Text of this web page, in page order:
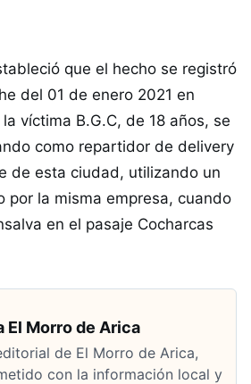
que el hecho se registró
del 01 de enero 2021 en
víctima B.G.C, de 18 años, se
como repartidor de delivery
de esta ciudad, utilizando un
por la misma empresa, cuando
en el pasaje Cocharcas
El Morro de Arica
de El Morro de Arica,
con la información local y